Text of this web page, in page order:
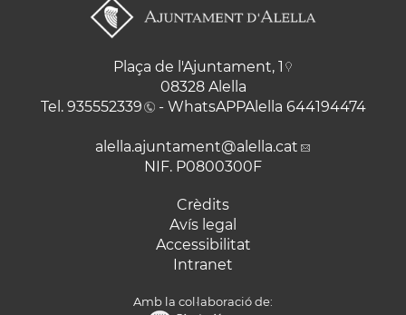
Plaça de l'Ajuntament, 1
08328 Alella
Tel. 935552339 - WhatsAPPAlella 644194474
alella.ajuntament@alella.cat
NIF. P0800300F
Crèdits
Avís legal
Accessibilitat
Intranet
Amb la col·laboració de: